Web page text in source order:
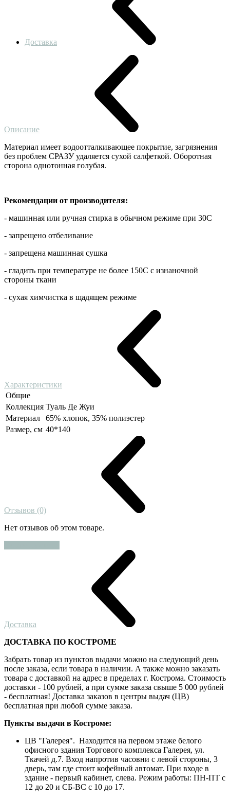
Доставка
Описание
Материал имеет водоотталкивающее покрытие, загрязнения
без проблем СРАЗУ удаляется сухой салфеткой. Оборотная
сторона однотонная голубая.
Рекомендации от производителя:
- машинная или ручная стирка в обычном режиме при 30С
- запрещено отбеливание
- запрещена машинная сушка
- гладить при температуре не более 150С с изнаночной
стороны ткани
- сухая химчистка в щадящем режиме
Характеристики
Общие
Коллекция Туаль Де Жуи
Материал
65% хлопок, 35% полиэстер
Размер, см 40*140
Отзывов (0)
Нет отзывов об этом товаре.
Доставка
ДОСТАВКА ПО КОСТРОМЕ
Забрать товар из пунктов выдачи можно на следующий день
после заказа, если товара в наличии. А также можно заказать
товара с доставкой на адрес в пределах г. Кострома. Стоимость
доставки - 100 рублей, а при сумме заказа свыше 5 000 рублей
- бесплатная! Доставка заказов в центры выдач (ЦВ)
бесплатная при любой сумме заказа.
Пункты выдачи в Костроме:
ЦВ "Галерея". Находится на первом этаже белого
офисного здания Торгового комплекса Галерея, ул.
Ткачей д.7. Вход напротив часовни с левой стороны, 3
дверь, там где стоит кофейный автомат. При входе в
здание - первый кабинет, слева. Режим работы: ПН-ПТ с
12 до 20 и СБ-ВС с 10 до 17.